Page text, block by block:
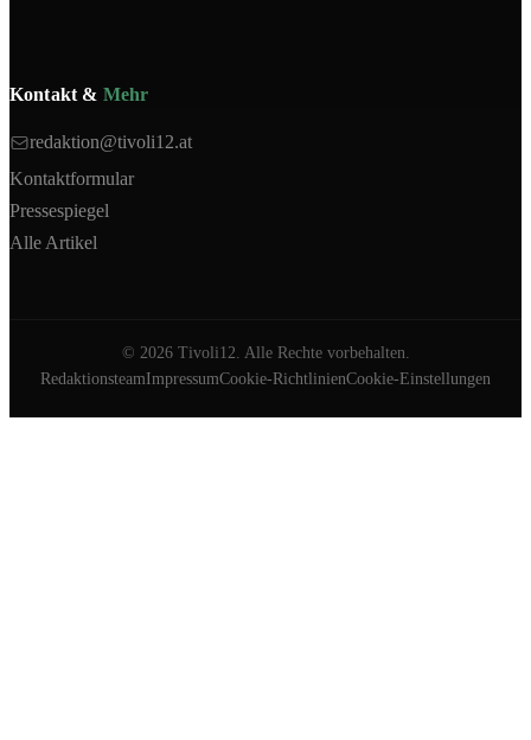
Kontakt & Mehr
redaktion@tivoli12.at
Kontaktformular
Pressespiegel
Alle Artikel
© 2026Tivoli12. Alle Rechte vorbehalten.
RedaktionsteamImpressumCookie-RichtlinienCookie-Einstellungen